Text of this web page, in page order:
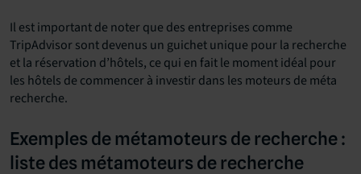
Il est important de noter que des entreprises comme
TripAdvisor sont devenus un guichet unique pour la recherche
et la réservation d’hôtels, ce qui en fait le moment idéal pour
les hôtels de commencer à investir dans les moteurs de méta
recherche.
Exemples de métamoteurs de recherche :
liste des métamoteurs de recherche